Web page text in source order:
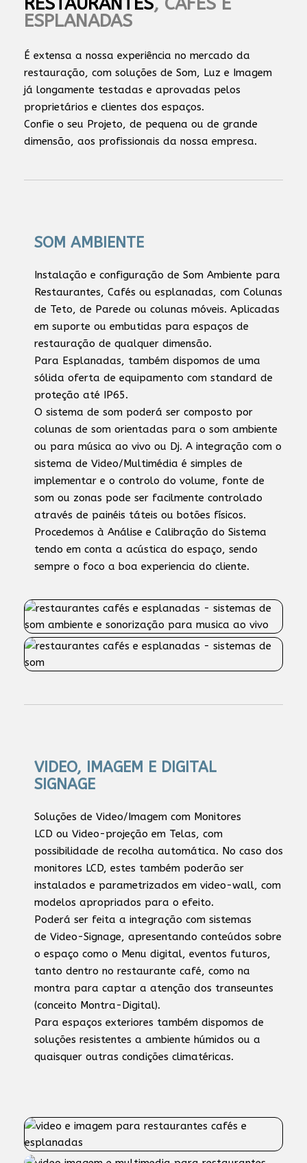
ESPLANADAS
É extensa a nossa experiência no mercado da
restauração, com soluções de Som, Luz e Imagem
já longamente testadas e aprovadas pelos
proprietários e clientes dos espaços.
Confie o seu Projeto, de pequena ou de grande
dimensão, aos profissionais da nossa empresa.
SOM AMBIENTE
Instalação e configuração de Som Ambiente para
Restaurantes, Cafés ou esplanadas, com Colunas
de Teto, de Parede ou colunas móveis. Aplicadas
em suporte ou embutidas para espaços de
restauração de qualquer dimensão.
Para Esplanadas, também dispomos de uma
sólida oferta de equipamento com standard de
proteção até IP65.
O sistema de som poderá ser composto por
colunas de som orientadas para o som ambiente
ou para música ao vivo ou Dj. A integração com o
sistema de Video/Multimédia é simples de
implementar e o controlo do volume, fonte de
som ou zonas pode ser facilmente controlado
através de painéis táteis ou botões físicos.
Procedemos à Análise e Calibração do Sistema
tendo em conta a acústica do espaço, sendo
sempre o foco a boa experiencia do cliente.
VIDEO, IMAGEM E DIGITAL
SIGNAGE
Soluções de Video/Imagem com Monitores
LCD ou Video-projeção em Telas, com
possibilidade de recolha automática. No caso dos
monitores LCD, estes também poderão ser
instalados e parametrizados em video-wall, com
modelos apropriados para o efeito.
Poderá ser feita a integração com sistemas
de Video-Signage, apresentando conteúdos sobre
o espaço como o Menu digital, eventos futuros,
tanto dentro no restaurante café, como na
montra para captar a atenção dos transeuntes
(conceito Montra-Digital).
Para espaços exteriores também dispomos de
soluções resistentes a ambiente húmidos ou a
quaisquer outras condições climatéricas.